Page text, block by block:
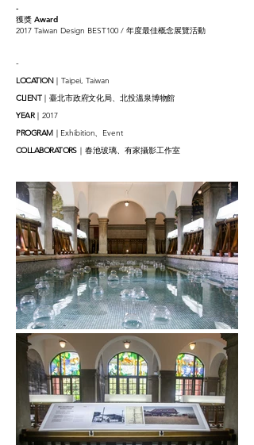
-
獲獎 Award
2017 Taiwan Design BEST100 / 年度最佳概念展覽活動
-
LOCATION｜Taipei, Taiwan
CLIENT｜臺北市政府文化局、北投溫泉博物館
YEAR｜2017
PROGRAM｜Exhibition、Event
COLLABORATORS｜春池玻璃、有家攝影工作室